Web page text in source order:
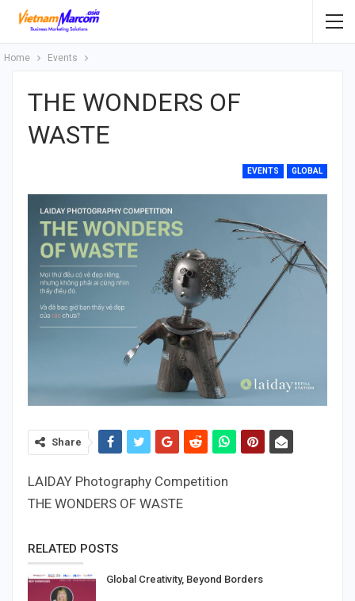
Home Events
THE WONDERS OF
WASTE
EVENTS GLOBAL
Share
LAIDAY Photography Competition
THE WONDERS OF WASTE
RELATED POSTS
Global Creativity, Beyond Borders